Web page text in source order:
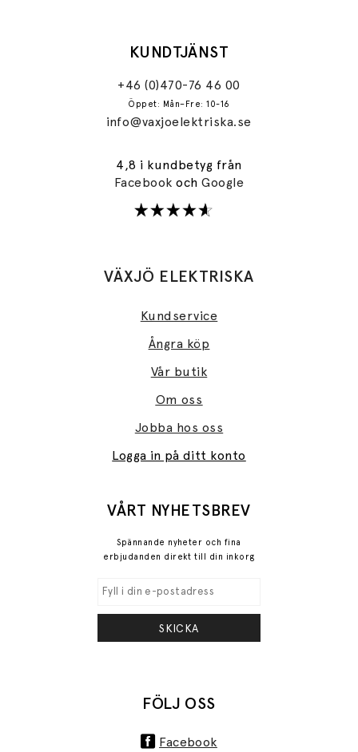
KUNDTJÄNST
+46 (0)470-76 46 00
Öppet: Mån–Fre: 10-16
info@vaxjoelektriska.se
4,8 i kundbetyg från
FacebookochGoogle
VÄXJÖ ELEKTRISKA
Kundservice
Ångra köp
Vår butik
Om oss
Jobba hos oss
Logga in på ditt konto
VÅRT NYHETSBREV
Spännande nyheter och fina
erbjudanden direkt till din inkorg
SKICKA
FÖLJ OSS
Facebook